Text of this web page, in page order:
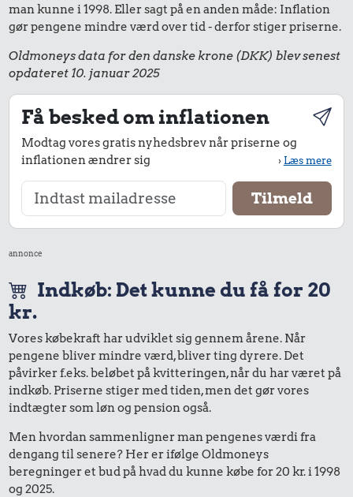
man kunne i 1998. Eller sagt på en anden måde: Inflation
gør pengene mindre værd over tid - derfor stiger priserne.
Oldmoneys data for den danske krone (DKK) blev senest
opdateret 10. januar 2025
Få besked om inflationen
Modtag vores gratis nyhedsbrev når priserne og
inflationen ændrer sig
›Læs mere
annonce
Indkøb: Det kunne du få for 20
kr.
Vores købekraft har udviklet sig gennem årene. Når
pengene bliver mindre værd, bliver ting dyrere. Det
påvirker f.eks. beløbet på kvitteringen, når du har været på
indkøb. Priserne stiger med tiden, men det gør vores
indtægter som løn og pension også.
Men hvordan sammenligner man pengenes værdi fra
dengang til senere? Her er ifølge Oldmoneys
beregninger et bud på hvad du kunne købe for 20 kr. i 1998
og 2025.